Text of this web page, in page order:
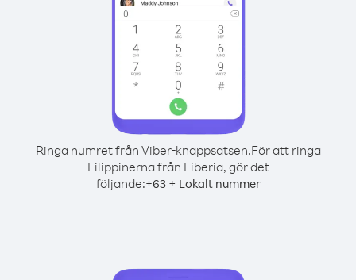
Ringa numret från Viber-knappsatsen.För att ringa
Filippinerna från Liberia, gör det
följande:+63+ Lokalt nummer